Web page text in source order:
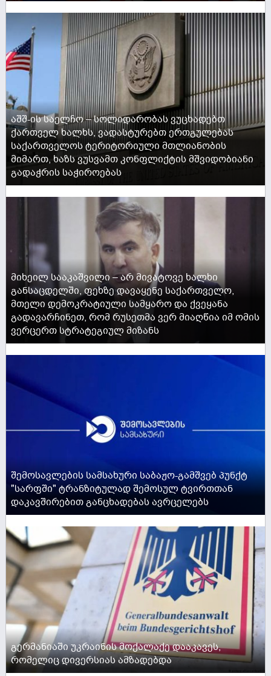
აშშ-ის საელჩო – სოლიდარობას ვუცხადებთ
ქართველ ხალხს, ვადასტურებთ ერთგულებას
საქართველოს ტერიტორიული მთლიანობის
მიმართ, ხაზს ვუსვამთ კონფლიქტის მშვიდობიანი
გადაჭრის საჭიროებას
მიხეილ სააკაშვილი – არ მივატოვე ხალხი
განსაცდელში, ფეხზე დავაყენე საქართველო,
მთელი დემოკრატიული სამყარო და ქვეყანა
გადავარჩინეთ, რომ რუსეთმა ვერ მიაღწია იმ ომის
ვერცერთ სტრატეგიულ მიზანს
შემოსავლების სამსახური საბაჟო-გამშვებ პუნქტ
"სარფში" ტრანზიტულად შემოსულ ტვირთთან
დაკავშირებით განცხადებას ავრცელებს
გერმანიაში უკრაინის მოქალაქე დააკავეს,
რომელიც დივერსიას ამზადებდა